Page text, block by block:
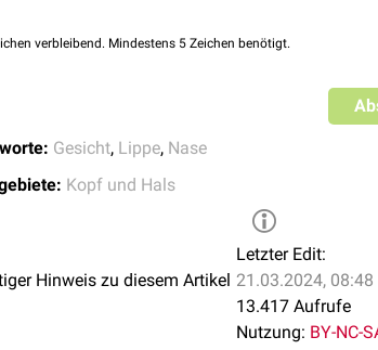
verbleibend. Mindestens 5 Zeichen benötigt.
Gesicht, Lippe, Nase
Kopf und Hals
Hinweis zu diesem Artikel
Letzter Edit:
21.03.2024, 08:48
13.417 Aufrufe
Nutzung: BY-NC-